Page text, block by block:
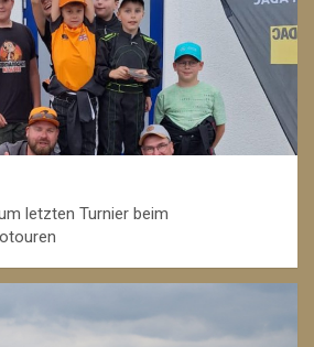
letzten Turnier beim